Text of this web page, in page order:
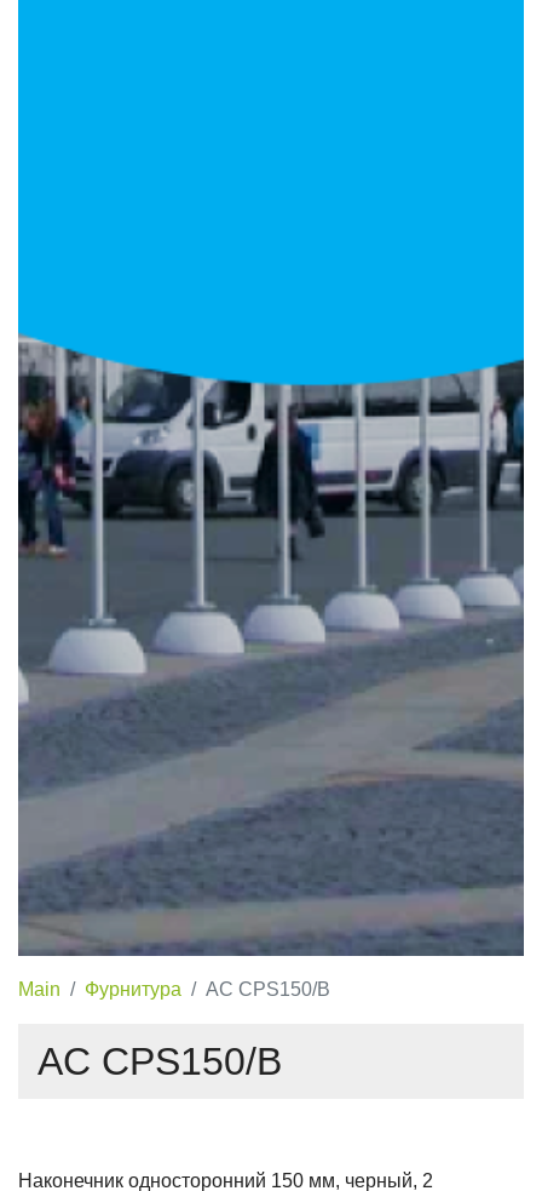
Main Фурнитура AC CPS150/B
AC CPS150/B
Наконечник односторонний 150 мм, черный, 2